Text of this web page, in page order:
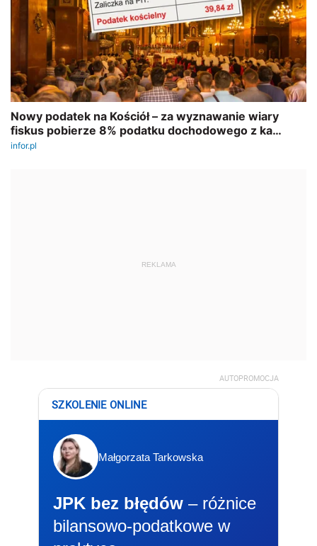
REKLAMA
AUTOPROMOCJA
SZKOLENIE ONLINE
Małgorzata Tarkowska
JPK bez błędów – różnice
bilansowo-podatkowe w